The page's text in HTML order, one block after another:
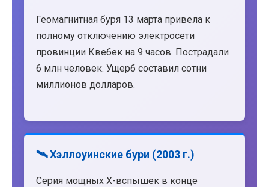
Геомагнитная буря 13 марта привела к
полному отключению электросети
провинции Квебек на 9 часов. Пострадали
6 млн человек. Ущерб составил сотни
миллионов долларов.
🛰️ Хэллоуинские бури (2003 г.)
Серия мощных X-вспышек в конце